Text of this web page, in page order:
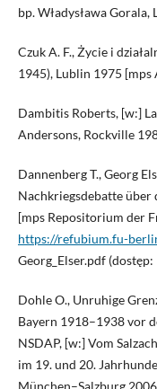
bp. Władysława Gorala,
Czuk A. F., Życie i
1945), Lublin 1975
Dambitis Roberts, [w:]
Andersons, Rockville
Dannenberg T., Georg
Nachkriegsdebatte
[mps Repositorium der
https://refubium.fu-
Georg_Elser.pdf
Dohle O., Unruhige
Bayern 1918–1938 vor
NSDAP, [w:] Vom
im 19. und 20.